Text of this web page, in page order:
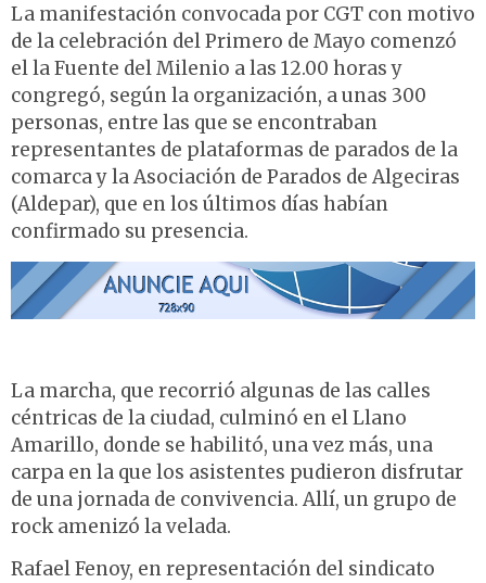
La manifestación convocada por CGT con motivo
de la celebración del Primero de Mayo comenzó
el la Fuente del Milenio a las 12.00 horas y
congregó, según la organización, a unas 300
personas, entre las que se encontraban
representantes de plataformas de parados de la
comarca y la Asociación de Parados de Algeciras
(Aldepar), que en los últimos días habían
confirmado su presencia.
La marcha, que recorrió algunas de las calles
céntricas de la ciudad, culminó en el Llano
Amarillo, donde se habilitó, una vez más, una
carpa en la que los asistentes pudieron disfrutar
de una jornada de convivencia. Allí, un grupo de
rock amenizó la velada.
Rafael Fenoy, en representación del sindicato